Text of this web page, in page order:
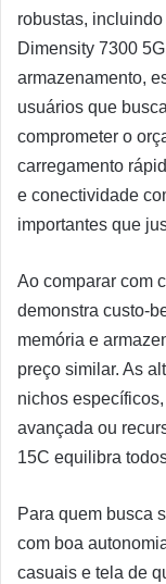
robustas,
Dimensity 7300
armazenamento,
usuários que
comprometer o
carregamento
e conectividade
importantes que
Ao comparar com
demonstra custo-
memória e
preço similar. As
nichos
avançada ou
15C equilibra
Para quem busca
com boa
casuais e tela de